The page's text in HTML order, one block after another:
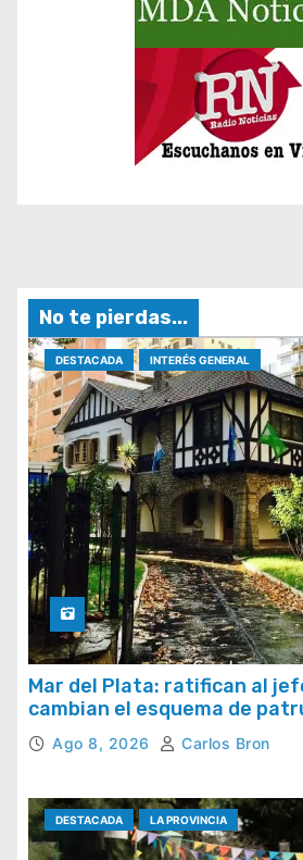
No te pierdas...
DESTACADA INTERÉS GENERAL
Mar del Plata: ratifican al
cambian el esquema de
Ago 8, 2026 Carlos Bron
DESTACADA LA PROVINCIA